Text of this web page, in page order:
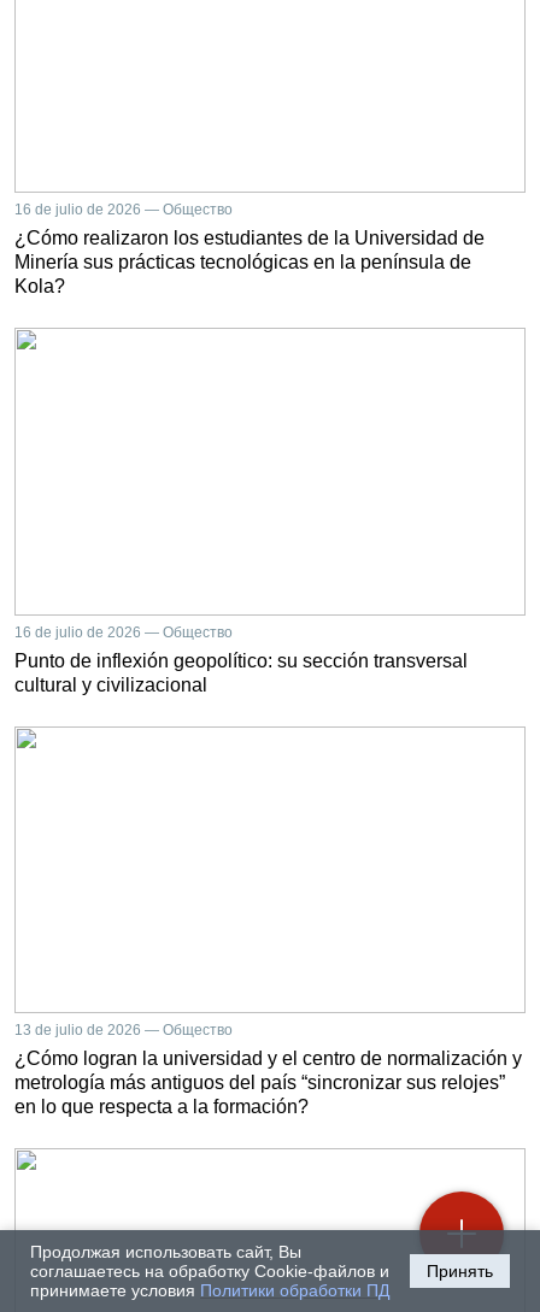
Продолжая использовать сайт, Вы
соглашаетесь на обработку Cookie-файлов и
принимаете условия Политики обработки ПД
Принять
16 de julio de 2026 — Общество
¿Cómo realizaron los estudiantes de la Universidad de
Minería sus prácticas tecnológicas en la península de
Kola?
16 de julio de 2026 — Общество
Punto de inflexión geopolítico: su sección transversal
cultural y civilizacional
13 de julio de 2026 — Общество
¿Cómo logran la universidad y el centro de normalización y
metrología más antiguos del país “sincronizar sus relojes”
en lo que respecta a la formación?